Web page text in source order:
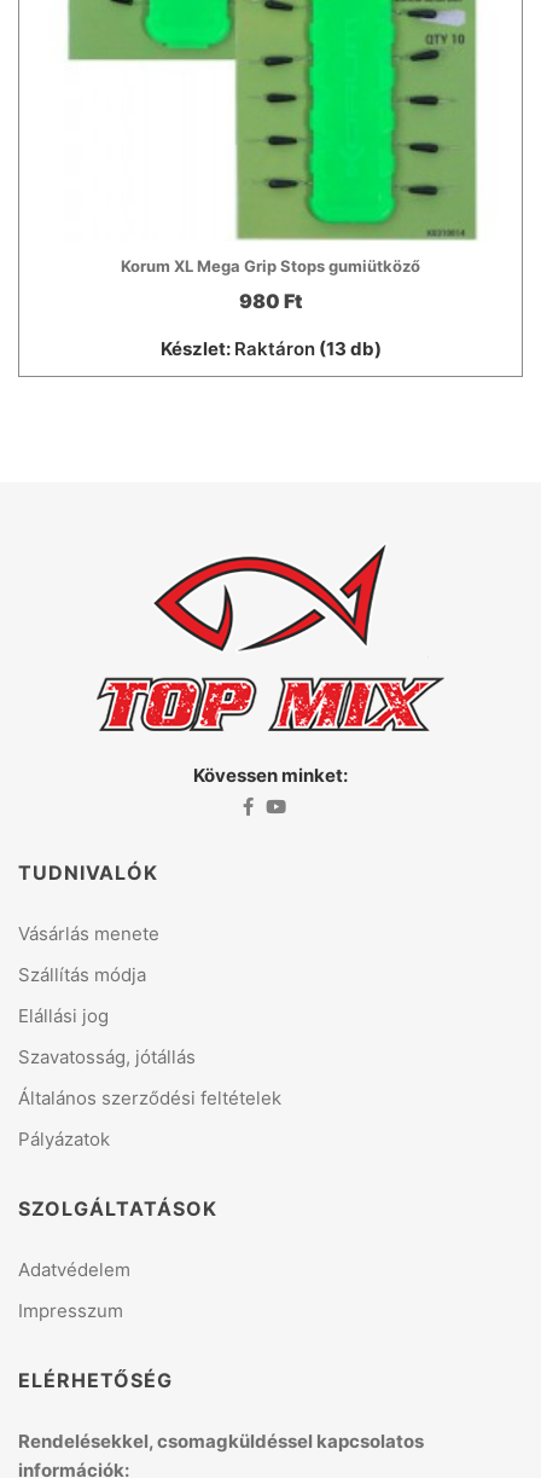
Korum XL Mega Grip Stops gumiütköző
980 Ft
Készlet: Raktáron(13 db)
Kövessen minket:
TUDNIVALÓK
Vásárlás menete
Szállítás módja
Elállási jog
Szavatosság, jótállás
Általános szerződési feltételek
Pályázatok
SZOLGÁLTATÁSOK
Adatvédelem
Impresszum
ELÉRHETŐSÉG
Rendelésekkel, csomagküldéssel kapcsolatos
információk: